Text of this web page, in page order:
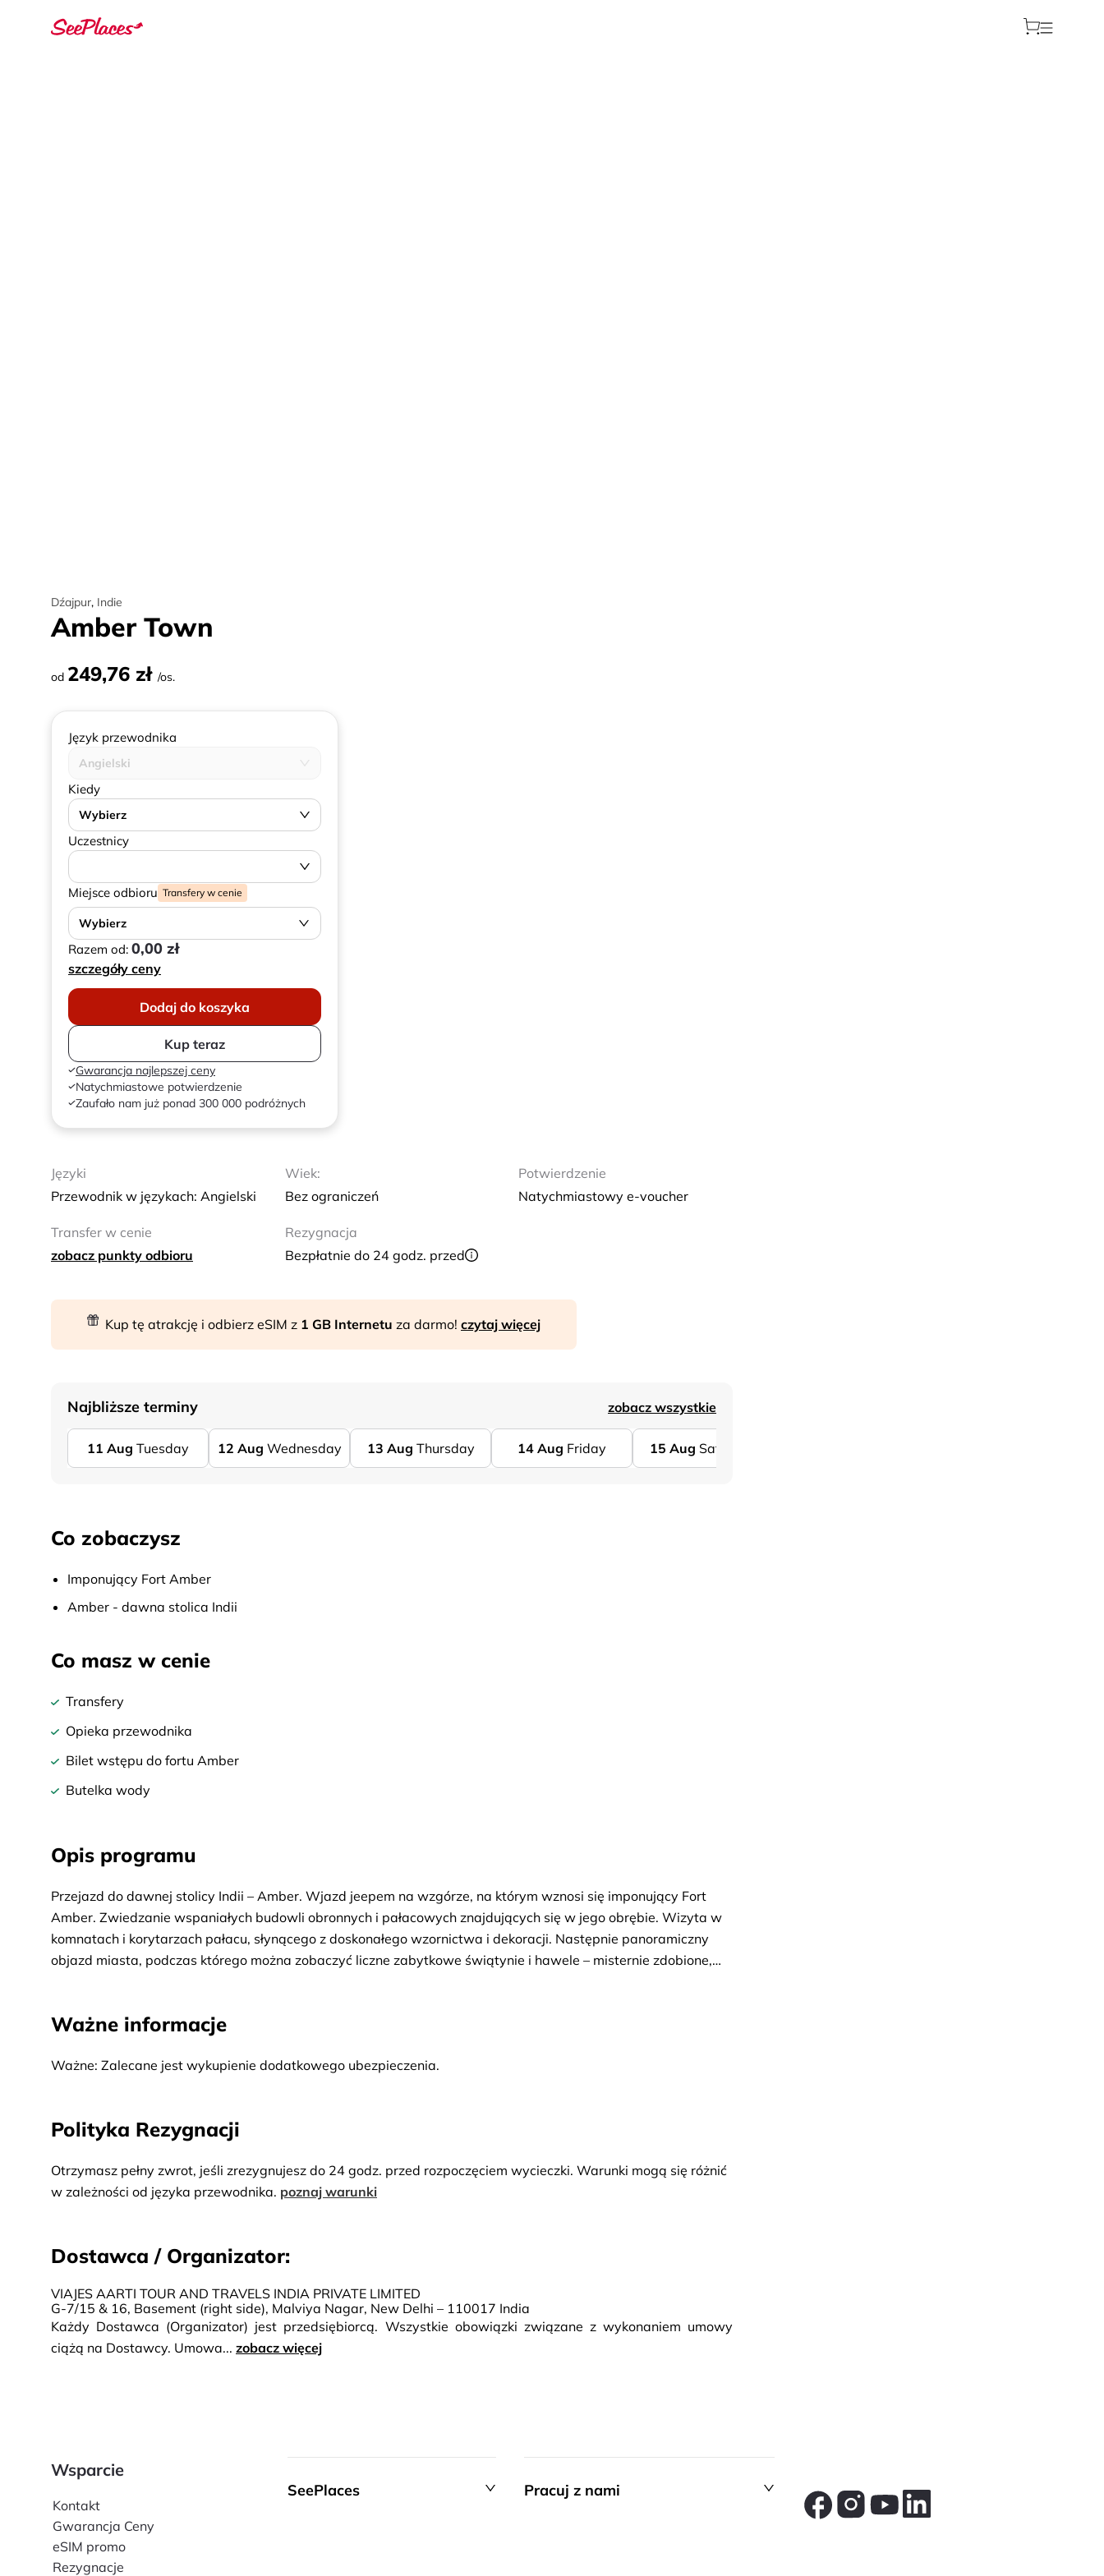
Dźajpur, Indie
Amber Town
od 249,76 zł /os.
Język przewodnika
Angielski
Kiedy
Wybierz
Uczestnicy
Miejsce odbioru Transfery w cenie
Wybierz
Razem od: 0,00 zł
szczegóły ceny
Dodaj do koszyka
Kup teraz
Gwarancja najlepszej ceny
Natychmiastowe potwierdzenie
Zaufało nam już ponad 300 000 podróżnych
Języki
Przewodnik w językach: Angielski
Wiek:
Bez ograniczeń
Potwierdzenie
Natychmiastowy e-voucher
Transfer w cenie
zobacz punkty odbioru
Rezygnacja
Bezpłatnie do 24 godz. przed
Kup tę atrakcję i odbierz eSIM z 1 GB Internetu za darmo! czytaj więcej
Najbliższe terminy zobacz wszystkie
11 Aug Tuesday 12 Aug Wednesday 13 Aug Thursday 14 Aug Friday 15 Aug Saturday
Co zobaczysz
Imponujący Fort Amber
Amber - dawna stolica Indii
Co masz w cenie
Transfery
Opieka przewodnika
Bilet wstępu do fortu Amber
Butelka wody
Opis programu
Przejazd do dawnej stolicy Indii – Amber. Wjazd jeepem na wzgórze, na którym wznosi się imponujący Fort
Amber. Zwiedzanie wspaniałych budowli obronnych i pałacowych znajdujących się w jego obrębie. Wizyta w
komnatach i korytarzach pałacu, słynącego z doskonałego wzornictwa i dekoracji. Następnie panoramiczny
objazd miasta, podczas którego można zobaczyć liczne zabytkowe świątynie i hawele – misternie zdobione,
Ważne informacje
Ważne: Zalecane jest wykupienie dodatkowego ubezpieczenia.
Polityka Rezygnacji
Otrzymasz pełny zwrot, jeśli zrezygnujesz do 24 godz. przed rozpoczęciem wycieczki. Warunki mogą się różnić
w zależności od języka przewodnika. poznaj warunki
Dostawca / Organizator:
VIAJES AARTI TOUR AND TRAVELS INDIA PRIVATE LIMITED
G-7/15 & 16, Basement (right side), Malviya Nagar, New Delhi – 110017 India
Każdy Dostawca (Organizator) jest przedsiębiorcą. Wszystkie obowiązki związane z wykonaniem umowy
ciążą na Dostawcy. Umowa... zobacz więcej
Wsparcie
Kontakt
Gwarancja Ceny
eSIM promo
Rezygnacje
SeePlaces Pracuj z nami